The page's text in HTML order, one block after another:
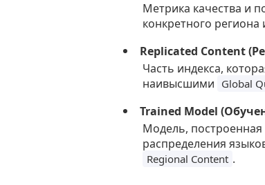
Метрика качества и
конкретного
Replicated Content
Часть индекса,
наивысшими Global
Trained Model
Модель, построенная
распределения
Regional Content .